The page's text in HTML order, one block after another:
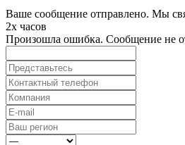
Ваше сообщение отправлено. Мы
2х часов
Произошла ошибка. Сообщение не